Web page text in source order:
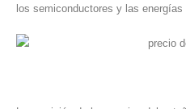
los semiconductores y las energías